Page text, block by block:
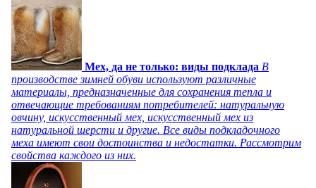
Мех, да не только: виды подклада В
производстве зимней обуви используют различные
материалы, предназначенные для сохранения тепла и
отвечающие требованиям потребителей: натуральную
овчину, искусственный мех, искусственный мех из
натуральной шерсти и другие. Все виды подкладочного
меха имеют свои достоинства и недостатки. Рассмотрим
свойства каждого из них.